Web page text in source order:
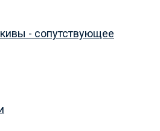
- сопутствующее